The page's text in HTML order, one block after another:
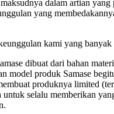
dalam artian
yang
kami yang
dibuat dari bahan
model produk Samase
produknya limited
untuk selalu memberikan